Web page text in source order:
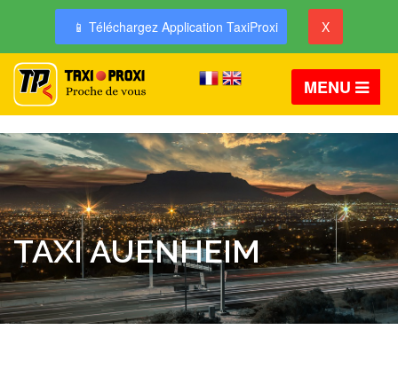
📱 Téléchargez Application TaxiProxi X
MENU
TAXI AUENHEIM